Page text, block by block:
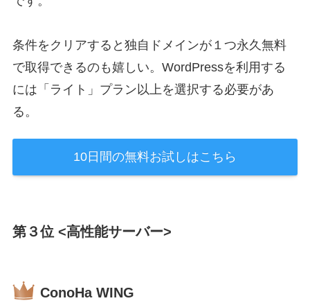
条件をクリアすると独自ドメインが１つ永久無料
で取得できるのも嬉しい。WordPressを利用する
には「ライト」プラン以上を選択する必要があ
る。
10日間の無料お試しはこちら
第３位 <高性能サーバー>
ConoHa WING